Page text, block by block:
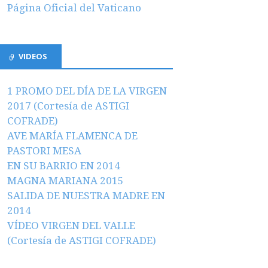
Página Oficial del Vaticano
VIDEOS
1 PROMO DEL DÍA DE LA VIRGEN
2017 (Cortesía de ASTIGI
COFRADE)
AVE MARÍA FLAMENCA DE
PASTORI MESA
EN SU BARRIO EN 2014
MAGNA MARIANA 2015
SALIDA DE NUESTRA MADRE EN
2014
VÍDEO VIRGEN DEL VALLE
(Cortesía de ASTIGI COFRADE)